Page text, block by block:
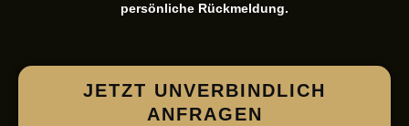
persönliche Rückmeldung.
JETZT UNVERBINDLICH
ANFRAGEN